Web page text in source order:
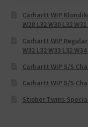
Carhartt WIP
W28 L32 W30 L32
Carhartt WIP
W32 L32 W33 L32
Carhartt WIP S/S
Carhartt WIP S/S
Stieber Twins